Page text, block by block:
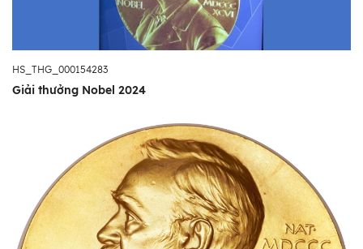
HS_THG_000154283
Giải thưởng Nobel 2024